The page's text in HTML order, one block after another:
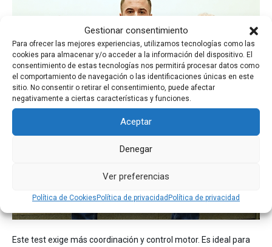
Gestionar consentimiento
Para ofrecer las mejores experiencias, utilizamos tecnologías como las
cookies para almacenar y/o acceder a la información del dispositivo. El
consentimiento de estas tecnologías nos permitirá procesar datos como
el comportamiento de navegación o las identificaciones únicas en este
sitio. No consentir o retirar el consentimiento, puede afectar
negativamente a ciertas características y funciones.
Aceptar
Denegar
Ver preferencias
Política de CookiesPolítica de privacidadPolítica de privacidad
Este test exige más coordinación y control motor. Es ideal para